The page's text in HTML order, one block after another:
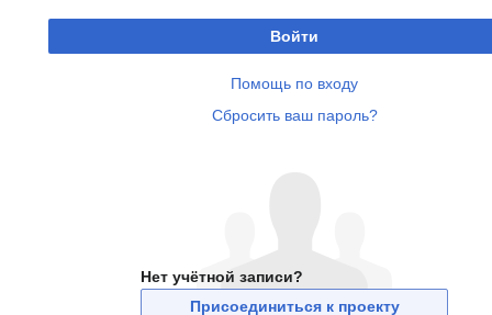
Войти
Помощь по входу
Сбросить ваш пароль?
Нет учётной записи?
Присоединиться к проекту